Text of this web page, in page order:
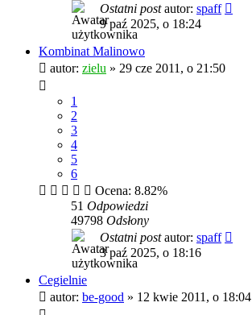
Ostatni postautor: spaff
9 paź 2025, o 18:24
Kombinat Malinowo
autor: zielu » 29 cze 2011, o 21:50
1
2
3
4
5
6
Ocena: 8.82%
51 Odpowiedzi
49798 Odsłony
Ostatni postautor: spaff
3 paź 2025, o 18:16
Cegielnie
autor: be-good » 12 kwie 2011, o 18:04